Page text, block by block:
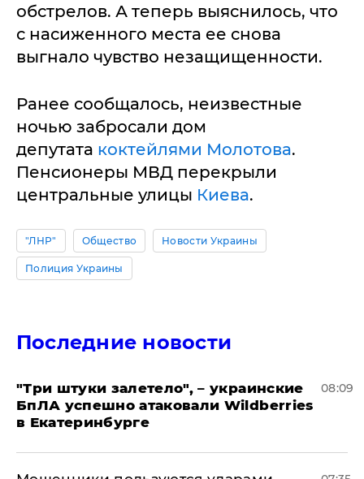
обстрелов. А теперь выяснилось, что
с насиженного места ее снова
выгнало чувство незащищенности.
Ранее сообщалось, неизвестные
ночью забросали дом
депутата коктейлями Молотова.
Пенсионеры МВД перекрыли
центральные улицы Киева.
"ЛНР" Общество Новости Украины
Полиция Украины
Последние новости
"Три штуки залетело", – украинские
БпЛА успешно атаковали Wildberries
в Екатеринбурге
08:09